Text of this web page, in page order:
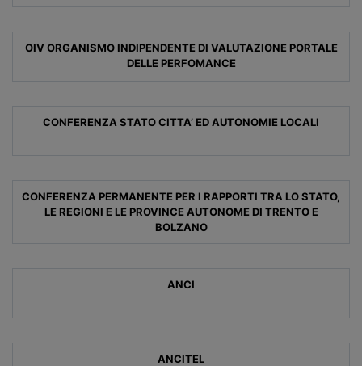
OIV ORGANISMO INDIPENDENTE DI VALUTAZIONE PORTALE
DELLE PERFOMANCE
CONFERENZA STATO CITTA’ ED AUTONOMIE LOCALI
CONFERENZA PERMANENTE PER I RAPPORTI TRA LO STATO,
LE REGIONI E LE PROVINCE AUTONOME DI TRENTO E
BOLZANO
ANCI
ANCITEL